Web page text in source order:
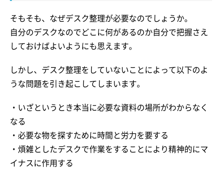
そもそも、なぜデスク整理が必要なのでしょうか。
自分のデスクなのでどこに何があるのか自分で把握さえ
しておけばよいようにも思えます。
しかし、デスク整理をしていないことによって以下のよ
うな問題を引き起こしてしまいます。
・いざというとき本当に必要な資料の場所がわからなく
なる
・必要な物を探すために時間と労力を要する
・煩雑としたデスクで作業をすることにより精神的にマ
イナスに作用する